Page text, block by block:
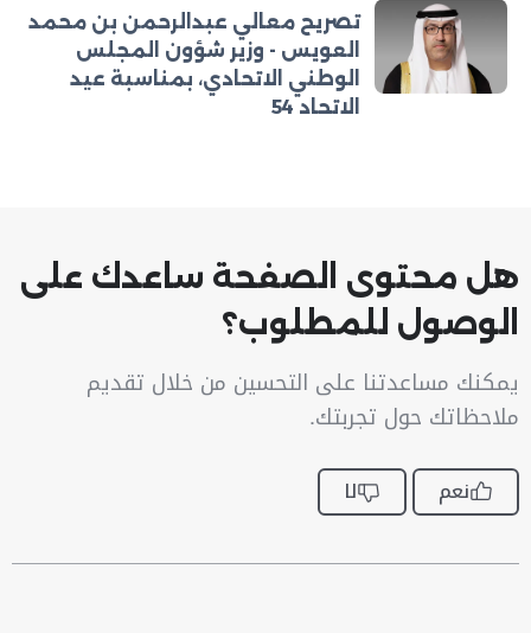
تصريح معالي عبدالرحمن بن محمد
العويس - وزير شؤون المجلس
الوطني الاتحادي، بمناسبة عيد
الاتحاد 54
هل محتوى الصفحة ساعدك على
الوصول للمطلوب؟
يمكنك مساعدتنا على التحسين من خلال تقديم
ملاحظاتك حول تجربتك.
نعم لا